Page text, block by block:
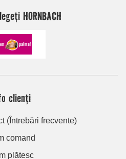
HORNBACH
clienți
(Întrebări frecvente)
comand
plătesc